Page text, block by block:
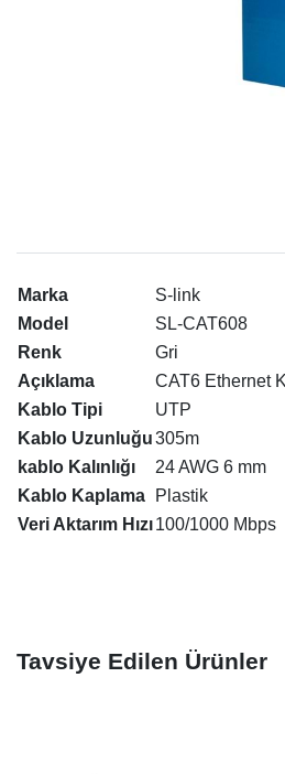
Marka
S-link
Model
SL-CAT608
Renk
Gri
Açıklama
CAT6 Ethernet
Kablo Tipi
UTP
Kablo Uzunluğu305m
kablo Kalınlığı
24 AWG 6 mm
Kablo Kaplama
Plastik
Veri Aktarım Hızı100/1000 Mbps
Tavsiye Edilen Ürünler